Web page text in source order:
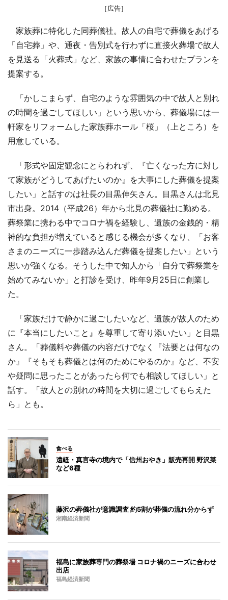
［広告］
家族葬に特化した同葬儀社。故人の自宅で葬儀をあげる
「自宅葬」や、通夜・告別式を行わずに直接火葬場で故人
を見送る「火葬式」など、家族の事情に合わせたプランを
提案する。
「かしこまらず、自宅のような雰囲気の中で故人と別れ
の時間を過ごしてほしい」という思いから、葬儀場には一
軒家をリフォームした家族葬ホール「桜」（上ところ）を
用意している。
「形式や固定観念にとらわれず、『亡くなった方に対し
て家族がどうしてあげたいのか』を大事にした葬儀を提案
したい」と話すのは社長の目黒伸矢さん。目黒さんは北見
市出身。2014（平成26）年から北見の葬儀社に勤める。
葬祭業に携わる中でコロナ禍を経験し、遺族の金銭的・精
神的な負担が増えていると感じる機会が多くなり、「お客
さまのニーズに一歩踏み込んだ葬儀を提案したい」という
思いが強くなる。そうした中で知人から「自分で葬祭業を
始めてみないか」と打診を受け、昨年9月25日に創業し
た。
「家族だけで静かに過ごしたいなど、遺族が故人のため
に『本当にしたいこと』を尊重して寄り添いたい」と目黒
さん。「葬儀料や葬儀の内容だけでなく『法要とは何なの
か』『そもそも葬儀とは何のためにやるのか』など、不安
や疑問に思ったことがあったら何でも相談してほしい」と
話す。「故人との別れの時間を大切に過ごしてもらえた
ら」とも。
食べる
遠軽・真言寺の境内で「信州おやき」販売再開 野沢菜
など6種
藤沢の葬儀社が意識調査 約5割が葬儀の流れ分からず
湘南経済新聞
福島に家族葬専門の葬祭場 コロナ禍のニーズに合わせ
出店
福島経済新聞